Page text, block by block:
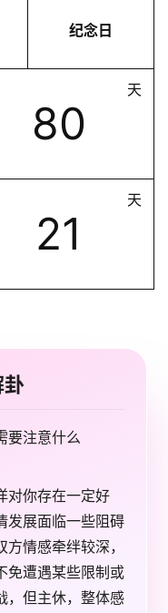
纪念日
80
天
21
天
卦
要注意什么
对你存在一定好
发展面临一些阻碍
情感牵绊较深，
免遭遇某些限制或
，但主休，整体感